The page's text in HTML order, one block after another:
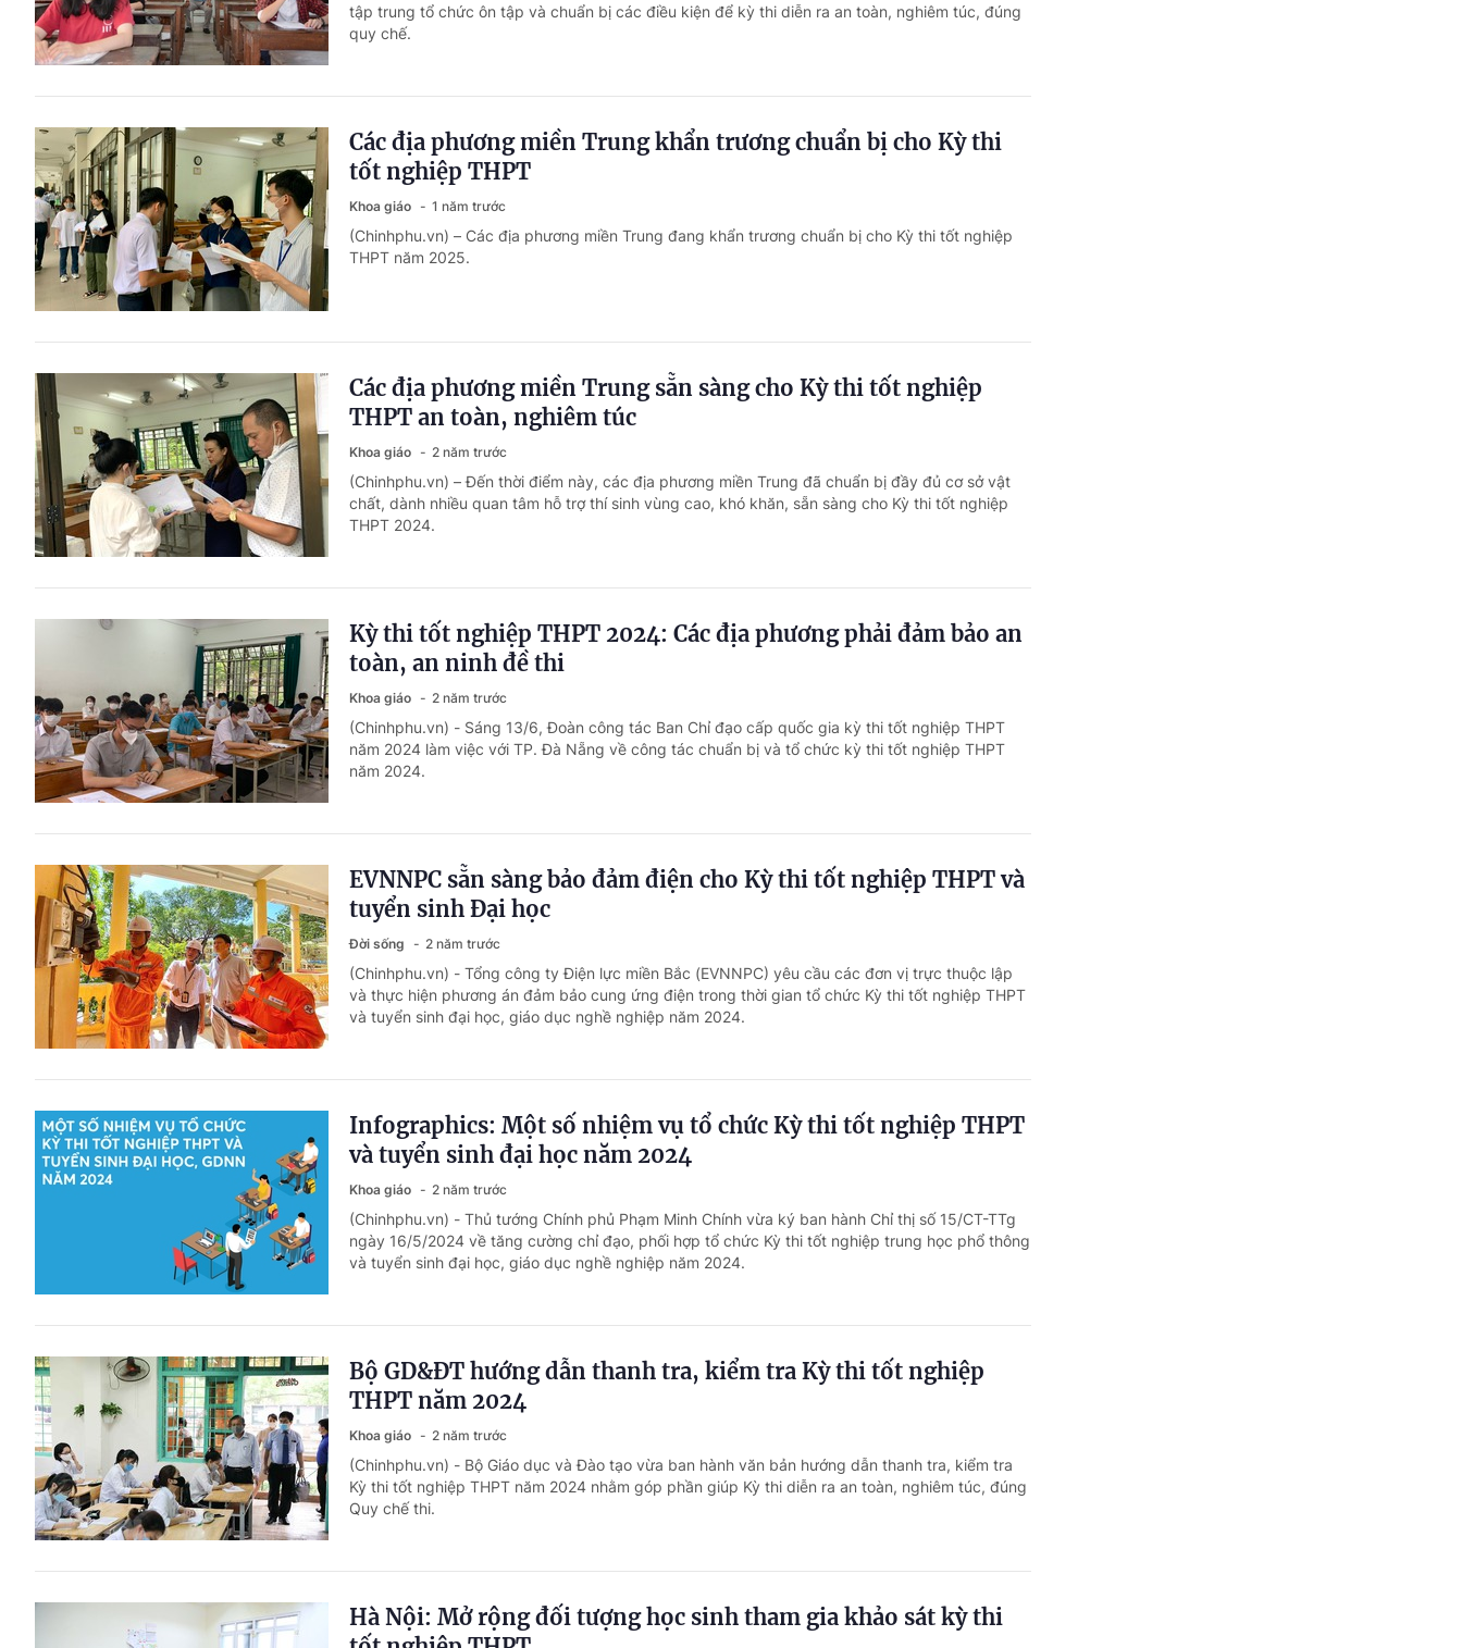
tập trung tổ chức ôn tập và chuẩn bị các điều kiện để kỳ thi diễn ra an toàn, nghiêm túc, đúng
quy chế.
Các địa phương miền Trung khẩn trương chuẩn bị cho Kỳ thi
tốt nghiệp THPT
Khoa giáo 1 năm trước
(Chinhphu.vn) – Các địa phương miền Trung đang khẩn trương chuẩn bị cho Kỳ thi tốt nghiệp
THPT năm 2025.
Các địa phương miền Trung sẵn sàng cho Kỳ thi tốt nghiệp
THPT an toàn, nghiêm túc
Khoa giáo 2 năm trước
(Chinhphu.vn) – Đến thời điểm này, các địa phương miền Trung đã chuẩn bị đầy đủ cơ sở vật
chất, dành nhiều quan tâm hỗ trợ thí sinh vùng cao, khó khăn, sẵn sàng cho Kỳ thi tốt nghiệp
THPT 2024.
Kỳ thi tốt nghiệp THPT 2024: Các địa phương phải đảm bảo an
toàn, an ninh đề thi
Khoa giáo 2 năm trước
(Chinhphu.vn) - Sáng 13/6, Đoàn công tác Ban Chỉ đạo cấp quốc gia kỳ thi tốt nghiệp THPT
năm 2024 làm việc với TP. Đà Nẵng về công tác chuẩn bị và tổ chức kỳ thi tốt nghiệp THPT
năm 2024.
EVNNPC sẵn sàng bảo đảm điện cho Kỳ thi tốt nghiệp THPT và
tuyển sinh Đại học
Đời sống 2 năm trước
(Chinhphu.vn) - Tổng công ty Điện lực miền Bắc (EVNNPC) yêu cầu các đơn vị trực thuộc lập
và thực hiện phương án đảm bảo cung ứng điện trong thời gian tổ chức Kỳ thi tốt nghiệp THPT
và tuyển sinh đại học, giáo dục nghề nghiệp năm 2024.
Infographics: Một số nhiệm vụ tổ chức Kỳ thi tốt nghiệp THPT
và tuyển sinh đại học năm 2024
Khoa giáo 2 năm trước
(Chinhphu.vn) - Thủ tướng Chính phủ Phạm Minh Chính vừa ký ban hành Chỉ thị số 15/CT-TTg
ngày 16/5/2024 về tăng cường chỉ đạo, phối hợp tổ chức Kỳ thi tốt nghiệp trung học phổ thông
và tuyển sinh đại học, giáo dục nghề nghiệp năm 2024.
Bộ GD&ĐT hướng dẫn thanh tra, kiểm tra Kỳ thi tốt nghiệp
THPT năm 2024
Khoa giáo 2 năm trước
(Chinhphu.vn) - Bộ Giáo dục và Đào tạo vừa ban hành văn bản hướng dẫn thanh tra, kiểm tra
Kỳ thi tốt nghiệp THPT năm 2024 nhằm góp phần giúp Kỳ thi diễn ra an toàn, nghiêm túc, đúng
Quy chế thi.
Hà Nội: Mở rộng đối tượng học sinh tham gia khảo sát kỳ thi